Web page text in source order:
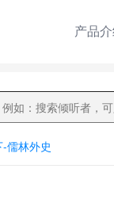
产品
儒林外史